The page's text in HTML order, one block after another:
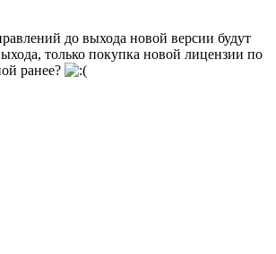
до выхода новой версии будут
только покупка новой лицензии по
ранее?